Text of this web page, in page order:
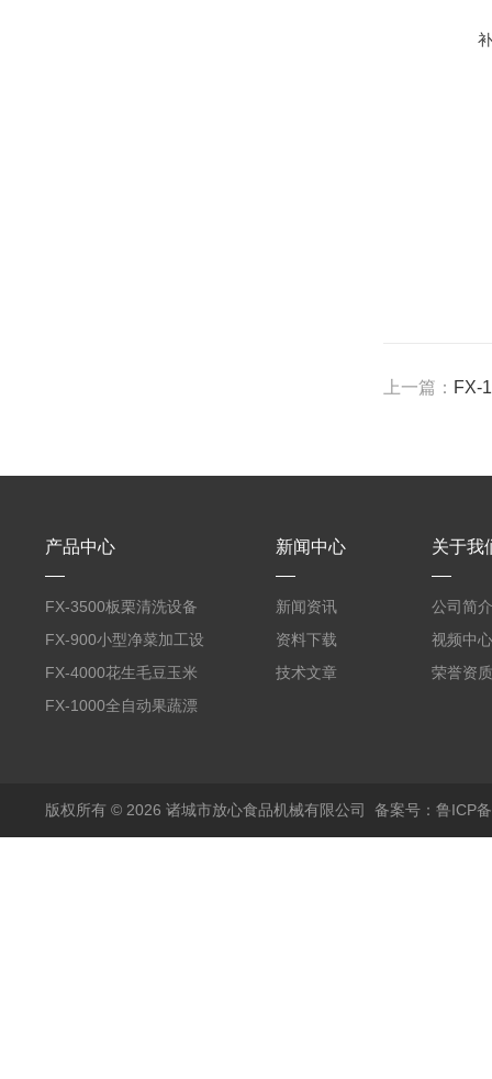
上一篇： FX-
产品中心
FX-3500板栗清洗设备
全自动气泡清洗机
FX-900小型净菜加工设
备野菜清洗机
FX-4000花生毛豆玉米
蒸煮漂烫机
FX-1000全自动果蔬漂
新闻中心
新闻资讯
资料下载
技术文章
关于我
公司简介
视频中心
荣誉资质
版权所有 © 2026 诸城市放心食品机械有限公司 备案号：鲁ICP